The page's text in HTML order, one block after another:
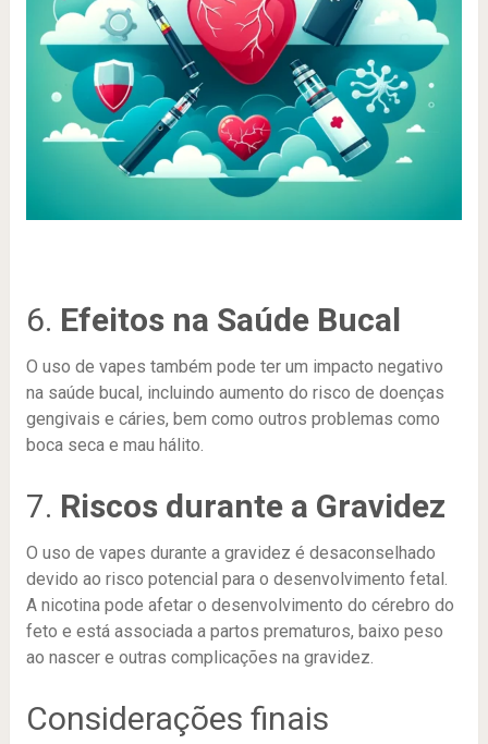
6. Efeitos na Saúde Bucal
O uso de vapes também pode ter um impacto negativo
na saúde bucal, incluindo aumento do risco de doenças
gengivais e cáries, bem como outros problemas como
boca seca e mau hálito.
7. Riscos durante a Gravidez
O uso de vapes durante a gravidez é desaconselhado
devido ao risco potencial para o desenvolvimento fetal.
A nicotina pode afetar o desenvolvimento do cérebro do
feto e está associada a partos prematuros, baixo peso
ao nascer e outras complicações na gravidez.
Considerações finais